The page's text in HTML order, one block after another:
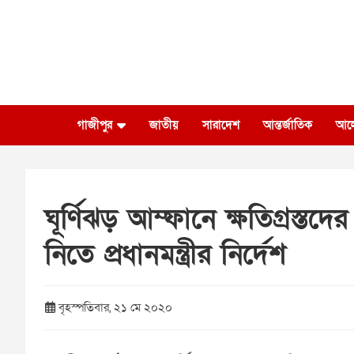
গাজীপুর জাতীয় সারাদেশ আন্তর্জাতিক
ঘূর্ণিঝড় আম্ফানে
নিতে প্রধানমন্ত্রীর নির্দেশ
বৃহস্পতিবার, ২১ মে ২০২০